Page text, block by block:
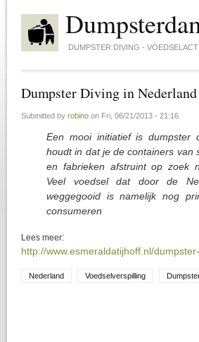
DUMPSTER DIVING -
Dumpster Diving in Nederland
Submitted by robino on Fri, 06/21/2013 - 21:16
Een mooi initiatief is dumpster
houdt in dat je de containers van
en fabrieken afstruint op zoek
Veel voedsel dat door de
weggegooid is namelijk nog
consumeren
Lees meer:
http://www.esmeraldatijhoff.nl/
Nederland Voedselverspilling